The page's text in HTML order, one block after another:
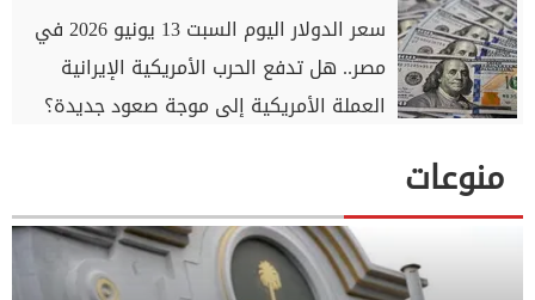
سعر الدولار اليوم السبت 13 يونيو 2026 في
مصر.. هل تدفع الحرب الأمريكية الإيرانية
العملة الأمريكية إلى موجة صعود جديدة؟
منوعات